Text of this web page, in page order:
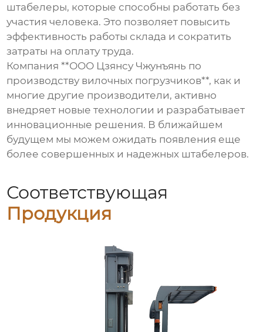
штабелеры, которые способны работать без
участия человека. Это позволяет повысить
эффективность работы склада и сократить
затраты на оплату труда.
Компания **ООО Цзянсу Чжунъянь по
производству вилочных погрузчиков**, как и
многие другие производители, активно
внедряет новые технологии и разрабатывает
инновационные решения. В ближайшем
будущем мы можем ожидать появления еще
более совершенных и надежных штабелеров.
Соответствующая
Продукция